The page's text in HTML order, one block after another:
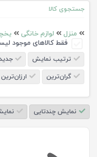
جستجوی کالا
منزل لوازم خانگی
فقط کالاهای موجود
ترتیب نمایش
گران‌ترین
ارزان‌ترین
نمایش چندتایی